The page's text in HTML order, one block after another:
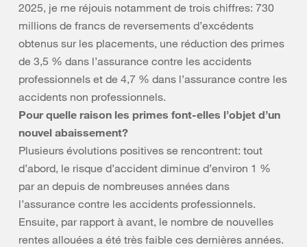
2025, je me réjouis notamment de trois chiffres: 730
millions de francs de reversements d’excédents
obtenus sur les placements, une réduction des primes
de 3,5 % dans l’assurance contre les accidents
professionnels et de 4,7 % dans l’assurance contre les
accidents non professionnels.
Pour quelle raison les primes font-elles l’objet d’un
nouvel abaissement?
Plusieurs évolutions positives se rencontrent: tout
d’abord, le risque d’accident diminue d’environ 1 %
par an depuis de nombreuses années dans
l’assurance contre les accidents professionnels.
Ensuite, par rapport à avant, le nombre de nouvelles
rentes allouées a été très faible ces dernières années.